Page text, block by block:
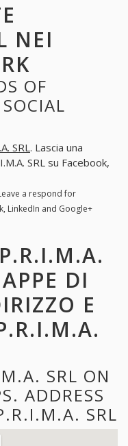
NEI
OF
SRL . Lascia una
SRL su Facebook,
a respond for
LinkedIn and Google+
DI
E
SRL ON
ADDRESS
SRL